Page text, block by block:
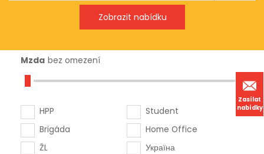
Zasílat
nabídky
Mzda bez omezení
HPP
Brigáda
ŽL
Student
Home Office
Україна